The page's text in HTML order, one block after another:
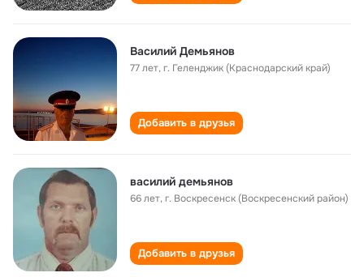
Василий Демьянов
77 лет,г. Геленджик (Краснодарский край)
Добавить в друзья
василий демьянов
66 лет,г. Воскресенск (Воскресенский район)
Добавить в друзья